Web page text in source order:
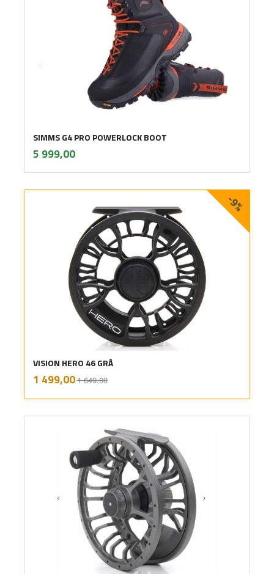
SIMMS G4 PRO POWERLOCK BOOT
Pris
5 999,00mva.
VISION HERO 46 GRÅ
Tilbud
1 499,001 649,00
-9%
mva.